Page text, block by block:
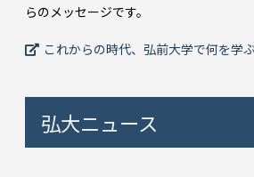
らのメッセージです。
これからの時代、弘前大学で何を学
弘大ニュース